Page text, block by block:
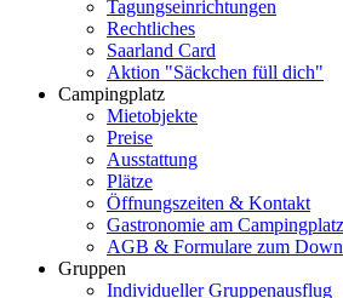
Tagungseinrichtungen
Rechtliches
Saarland Card
Aktion "Säckchen füll dich"
Campingplatz
Mietobjekte
Preise
Ausstattung
Plätze
Öffnungszeiten & Kontakt
Gastronomie am Campingplatz
AGB & Formulare zum
Gruppen
Individueller Gruppenausflug